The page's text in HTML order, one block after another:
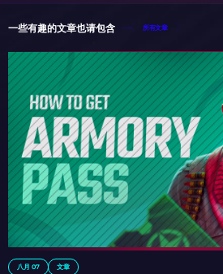
一些有趣的文章也请包含 所有文章
八月 07 文章